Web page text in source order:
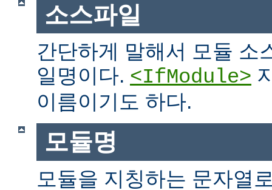
소스파일
간단하게 말해서 모듈 소
일명이다. <IfModule>
이름이기도 하다.
모듈명
모듈을 지칭하는 문자열